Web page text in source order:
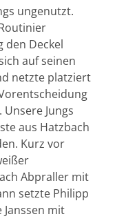
ungenutzt.
den Deckel
auf seinen
netzte platziert
Jungs
aus Hatzbach
Kurz vor
Abpraller mit
setzte Philipp
Janssen mit